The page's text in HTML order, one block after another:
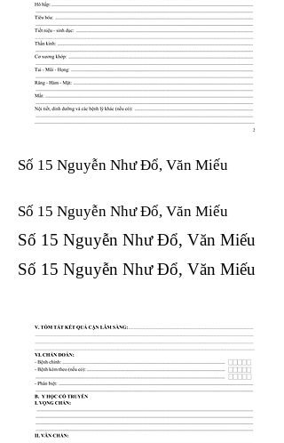
Số 15 Nguyễn Như Đổ, Văn Miếu
Số 15 Nguyễn Như Đổ, Văn Miếu​​​​
Số 15 Nguyễn Như Đổ, Văn Miếu​​​​
Số 15 Nguyễn Như Đổ, Văn Miếu​​​​